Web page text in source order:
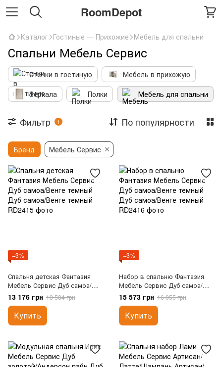
RoomDepot
Каталог Гостиные — Прихожие Мебель для спальни
Спальни Мебель Сервис
Стенки в гостиную
Мебель в прихожую
Зеркала
Полки Мебель для спальни
Фильтр 1 По популярности
Бренд Мебель Сервис
−3%
Спальня детская Фантазия
Мебель Сервис Дуб самоа/
Венге темный
13 176 грн 13 584 грн
Купить
−3%
Набор в спальню Фантазия
Мебель Сервис Дуб самоа/
Венге темный
15 573 грн 16 055 грн
Купить